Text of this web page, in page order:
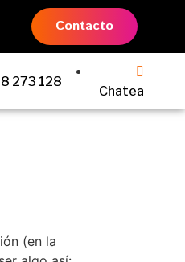
Contacto
273 128
Chatea
(en la